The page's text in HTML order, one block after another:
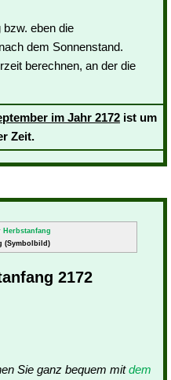
eben die
dem Sonnenstand.
berechnen, an der die
im Jahr 2172 ist um
Zeit.
(Symbolbild)
2172
Sie ganz bequem mitdem